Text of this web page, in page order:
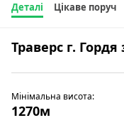
Деталі Цікаве поруч
Траверс г.
Мінімальна висота:
1270м